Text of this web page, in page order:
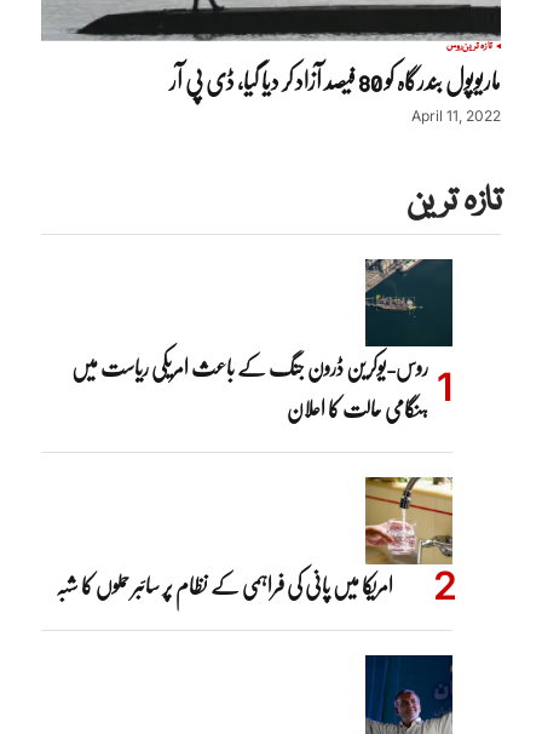
تازہ ترینروس
ماریوپول بندرگاہ کو 80 فیصد آزاد کر دیا گیا، ڈی پی آر
April 11, 2022
تازہ ترین
روس-یوکرین ڈرون جنگ کے باعث امریکی ریاست میں
ہنگامی حالت کا اعلان
امریکا میں پانی کی فراہمی کے نظام پر سائبر حملوں کا شبہ